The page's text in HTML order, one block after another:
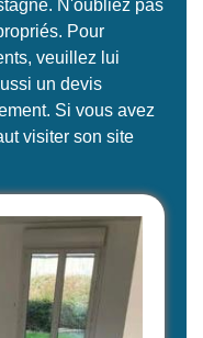
N'oubliez pas
Pour
veuillez lui
un devis
Si vous avez
visiter son site